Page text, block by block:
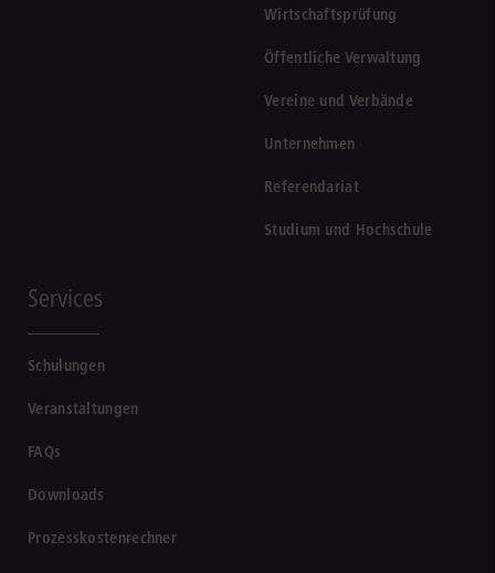
Wirtschaftsprüfung
Öffentliche Verwaltung
Vereine und Verbände
Unternehmen
Referendariat
Studium und Hochschule
Services
Schulungen
Veranstaltungen
FAQs
Downloads
Prozesskostenrechner